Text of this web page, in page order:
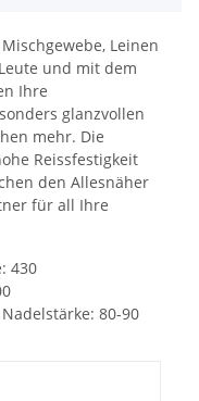
Leinen
und mit dem
Ihre
glanzvollen
mehr. Die
Reissfestigkeit
den Allesnäher
für all Ihre
430
80-90